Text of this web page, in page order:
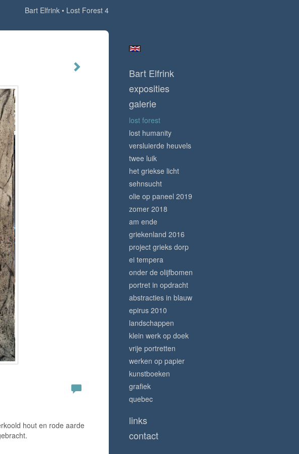
Bart Elfrink Lost Forest 4
hout en rode aarde
Bart Elfrink
exposities
galerie
lost forest
lost humanity
versluierde heuvels
twee luik
het griekse licht
sehnsucht
olie op paneel 2019
zomer 2018
am ende
griekenland 2016
project grieks dorp
ei tempera
onder de olijfbomen
portret in opdracht
abstracties in blauw
epirus 2010
landschappen
klein werk op doek
vrije portretten
werken op papier
kunstboeken
grafiek
quebec
links
contact